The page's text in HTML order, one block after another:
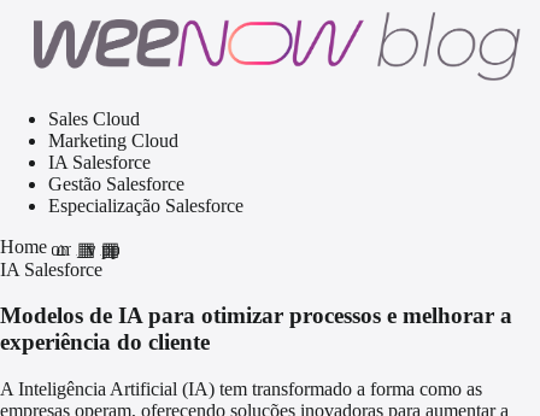
Sales Cloud
Marketing Cloud
IA Salesforce
Gestão Salesforce
Especialização Salesforce
Homehome
grid_view
apps
IA Salesforce
Modelos de IA para otimizar processos e melhorar a
experiência do cliente
A Inteligência Artificial (IA) tem transformado a forma como as
empresas operam, oferecendo soluções inovadoras para aumentar a